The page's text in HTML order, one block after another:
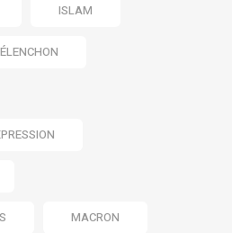
ISLAM
MACRON